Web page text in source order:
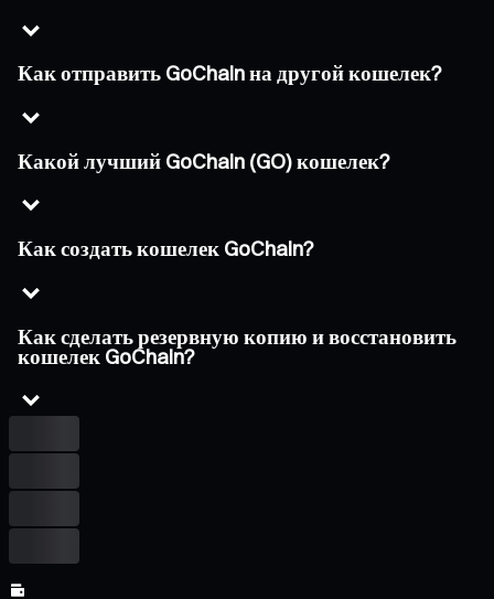
Как отправить GoChain на другой кошелек?
Какой лучший GoChain (GO) кошелек?
Как создать кошелек GoChain?
Как сделать резервную копию и восстановить
кошелек GoChain?